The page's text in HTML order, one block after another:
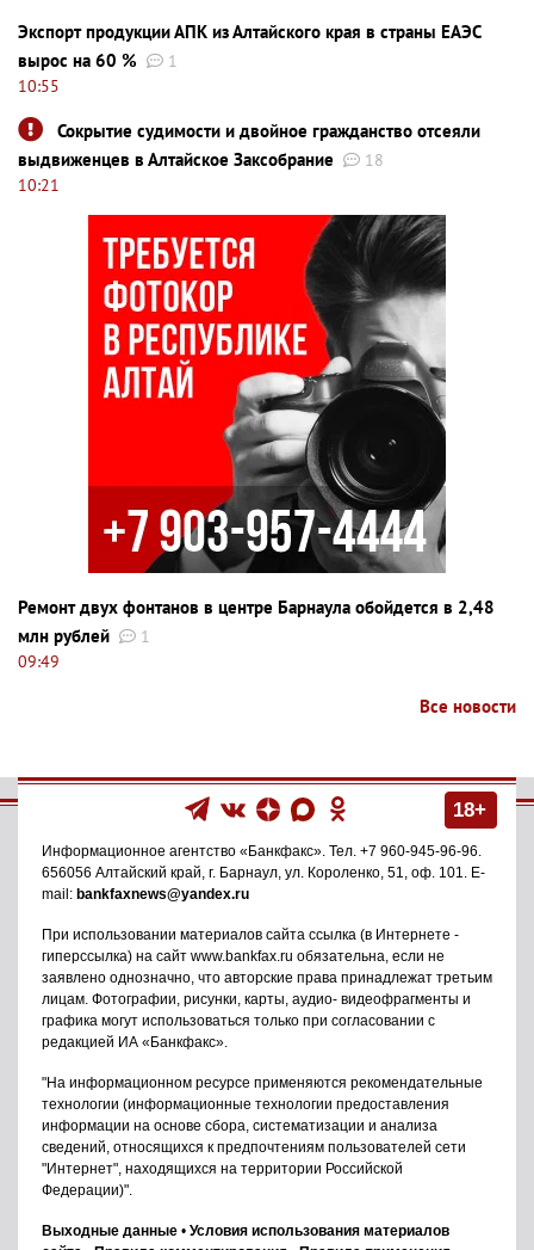
Экспорт продукции АПК из Алтайского края в страны ЕАЭС
вырос на 60 %
1
10:55
Сокрытие судимости и двойное гражданство отсеяли
выдвиженцев в Алтайское Заксобрание
18
10:21
Ремонт двух фонтанов в центре Барнаула обойдется в 2,48
млн рублей
1
09:49
Все новости
18+
Информационное агентство «Банкфакс». Тел. +7 960-945-96-96.
656056 Алтайский край, г. Барнаул, ул. Короленко, 51, оф. 101. E-
mail: bankfaxnews@yandex.ru
При использовании материалов сайта ссылка (в Интернете -
гиперссылка) на сайт www.bankfax.ru обязательна, если не
заявлено однозначно, что авторские права принадлежат третьим
лицам. Фотографии, рисунки, карты, аудио- видеофрагменты и
графика могут использоваться только при согласовании с
редакцией ИА «Банкфакс».
"На информационном ресурсе применяются рекомендательные
технологии (информационные технологии предоставления
информации на основе сбора, систематизации и анализа
сведений, относящихся к предпочтениям пользователей сети
"Интернет", находящихся на территории Российской
Федерации)".
Выходные данные • Условия использования материалов